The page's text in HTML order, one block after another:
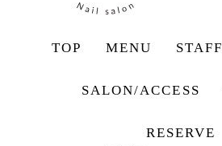
TOP MENU STAFF
SALON/ACCESS
RESERVE